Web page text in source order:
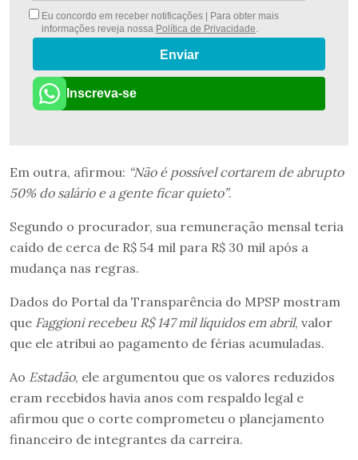
Eu concordo em receber notificações | Para obter mais
informações reveja nossa Política de Privacidade.
Enviar
Inscreva-se
Em outra, afirmou: “Não é possível cortarem de abrupto
50% do salário e a gente ficar quieto”.
Segundo o procurador, sua remuneração mensal teria
caído de cerca de R$ 54 mil para R$ 30 mil após a
mudança nas regras.
Dados do Portal da Transparência do MPSP mostram
que Faggioni recebeu R$ 147 mil líquidos em abril, valor
que ele atribui ao pagamento de férias acumuladas.
Ao Estadão, ele argumentou que os valores reduzidos
eram recebidos havia anos com respaldo legal e
afirmou que o corte comprometeu o planejamento
financeiro de integrantes da carreira.